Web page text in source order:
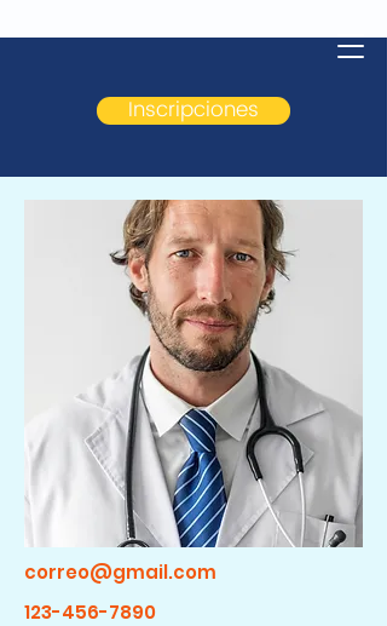
Asociación
y Pared
Inscripciones
correo@gmail.com
123-456-7890